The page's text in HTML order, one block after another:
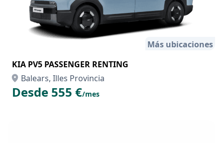
Más ubicaciones
KIA PV5 PASSENGER RENTING
Balears, Illes Provincia
Desde 555 €/mes